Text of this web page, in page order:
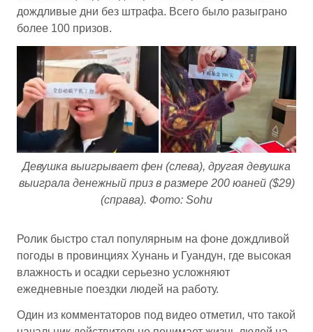
дождливые дни без штрафа. Всего было разыграно
более 100 призов.
Девушка выигрывает фен (слева), другая девушка
выиграла денежный приз в размере 200 юаней ($29)
(справа). Фото: Sohu
Ролик быстро стал популярным на фоне дождливой
погоды в провинциях Хунань и Гуандун, где высокая
влажность и осадки серьезно усложняют
ежедневные поездки людей на работу.
Один из комментаторов под видео отметил, что такой